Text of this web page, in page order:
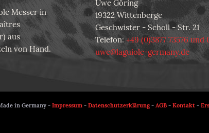
Messer in
aus
von Hand.
Uwe Göring
19322 Wittenberge
Geschwister - Scholl - Str. 21
Telefon:+49 (0)3877 73576 und
uwe@laguiole-germany.de
in Germany - Impressum - Datenschutzerklärung- AGB - Kontakt -